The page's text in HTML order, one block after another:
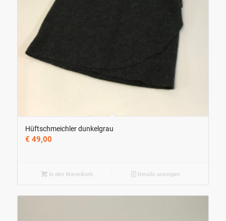
Hüftschmeichler dunkelgrau
€ 49,00
In den Warenkorb Details anzeigen